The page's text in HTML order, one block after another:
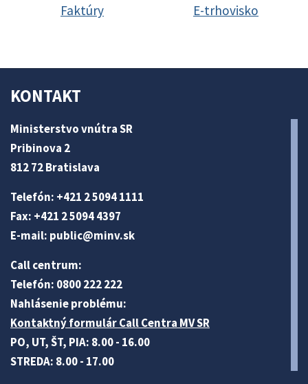
Faktúry E-trhovisko
KONTAKT
Ministerstvo vnútra SR
Pribinova 2
812 72 Bratislava
Telefón: +421 2 5094 1111
Fax: +421 2 5094 4397
E-mail: public@minv.sk
Call centrum:
Telefón: 0800 222 222
Nahlásenie problému:
Kontaktný formulár Call Centra MV SR
PO, UT, ŠT, PIA: 8.00 - 16.00
STREDA: 8.00 - 17.00